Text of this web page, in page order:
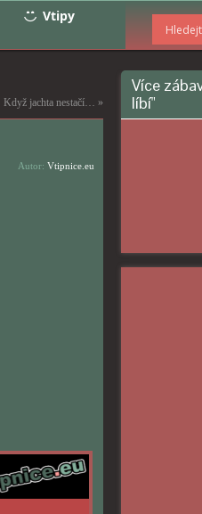
Vtipy
Když jachta nestačí… »
Autor: Vtipnice.eu
Více
líbí"